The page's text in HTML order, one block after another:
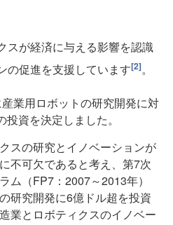
スが経済に与える影響を認識
の促進を支援しています[2]。
業用ロボットの研究開発に対
資を決定しました。
スの研究とイノベーションが
不可欠であると考え、第7次
ム（FP7：2007～2013年）
研究開発に6億ドル超を投資
業とロボティクスのイノベー